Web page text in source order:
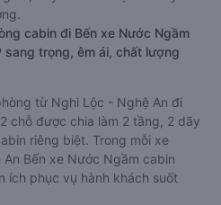
cabin đi Bến xe Nước Ngầm
trọng, êm ái, chất lượng
từ Nghi Lộc - Nghệ An đi
chỗ được chia làm 2 tầng, 2 dãy
riêng biệt. Trong mỗi xe
Bến xe Nước Ngầm cabin
ích phục vụ hành khách suốt